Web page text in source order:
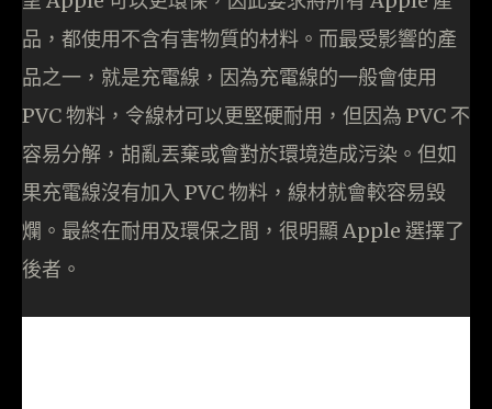
品，都使用不含有害物質的材料。而最受影響的產
品之一，就是充電線，因為充電線的一般會使用
PVC 物料，令線材可以更堅硬耐用，但因為 PVC 不
容易分解，胡亂丟棄或會對於環境造成污染。但如
果充電線沒有加入 PVC 物料，線材就會較容易毀
爛。最終在耐用及環保之間，很明顯 Apple 選擇了
後者。